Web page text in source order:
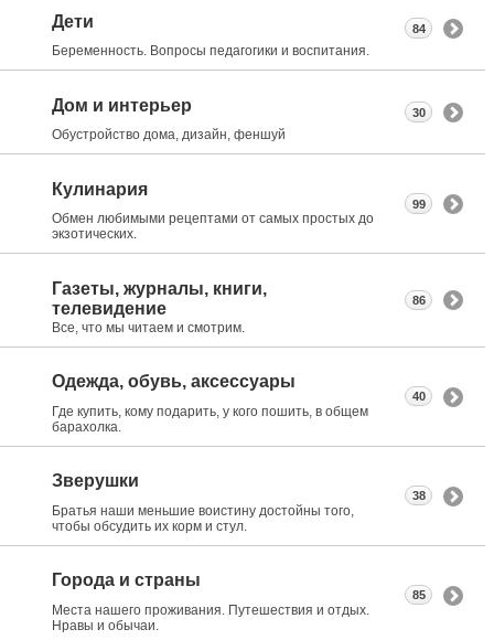
Дети
Беременность. Вопросы педагогики и воспитания.
84
Дом и интерьер
Обустройство дома, дизайн, феншуй
30
Кулинария
Обмен любимыми рецептами от самых простых до
экзотических.
99
Газеты, журналы, книги,
телевидение
Все, что мы читаем и смотрим.
86
Одежда, обувь, аксессуары
Где купить, кому подарить, у кого пошить, в общем
барахолка.
40
Зверушки
Братья наши меньшие воистину достойны того,
чтобы обсудить их корм и стул.
38
Города и страны
Места нашего проживания. Путешествия и отдых.
Нравы и обычаи.
85